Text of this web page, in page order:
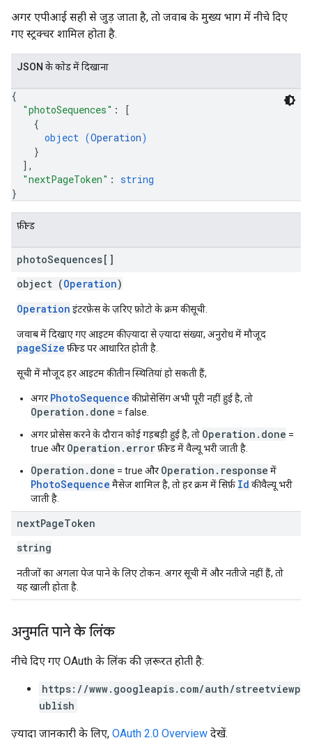
अगर एपीआई सही से जुड़ जाता है, ताे जवाब के मुख्य भाग में नीचे दिए
गए स्ट्रक्चर शामिल होता है.
JSON के काेड में दिखाना
{
"photoSequences" :
[
{
object (Operation)
}
] ,
"nextPageToken" : string
}
फ़ील्ड
photoSequences[]
object (Operation)
Operation इंटरफ़ेस के ज़रिए फ़ोटो के क्रम की सूची.
जवाब में दिखाए गए आइटम की ज़्यादा से ज़्यादा संख्या, अनुरोध में मौजूद
pageSize फ़ील्ड पर आधारित होती है.
सूची में मौजूद हर आइटम की तीन स्थितियां हो सकती हैं,
अगर PhotoSequence की प्रोसेसिंग अभी पूरी नहीं हुई है, तो
Operation.done = false.
अगर प्रोसेस करने के दौरान कोई गड़बड़ी हुई है, तो Operation.done =
true और Operation.errorफ़ील्ड में वैल्यू भरी जाती है.
Operation.done = true और Operation.response में
PhotoSequence मैसेज शामिल है, तो हर क्रम में सिर्फ़ Id की वैल्यू भरी
जाती है.
nextPageToken
string
नतीजों का अगला पेज पाने के लिए टोकन. अगर सूची में और नतीजे नहीं हैं, तो
यह खाली होता है.
अनुमति पाने के लिंक
नीचे दिए गए OAuth के लिंक की ज़रूरत हाेती है:
https://www.googleapis.com/auth/streetviewp
ublish
ज़्यादा जानकारी के लिए, OAuth 2.0 Overview देखें.